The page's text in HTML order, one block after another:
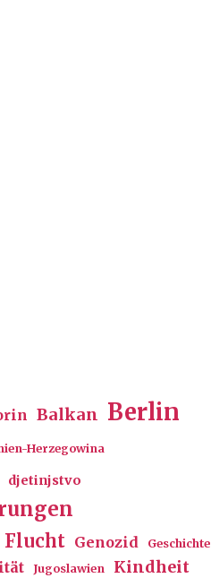
Balkan Berlin
Herzegowina
djetinjstvo
Flucht Genozid
Geschichte
Jugoslawien Kindheit